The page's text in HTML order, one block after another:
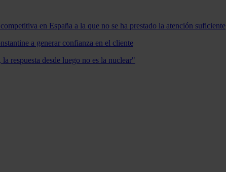
en España a la que no se ha prestado la atención suficiente
a generar confianza en el cliente
respuesta desde luego no es la nuclear"